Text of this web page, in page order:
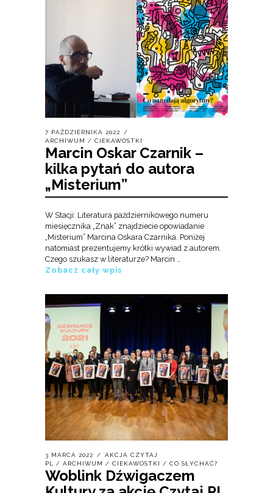
7 PAŹDZIERNIKA 2022
ARCHIWUM
/ CIEKAWOSTKI
Marcin Oskar Czarnik –
kilka pytań do autora
„Misterium”
W Stacji: Literatura październikowego numeru
miesięcznika „Znak” znajdziecie opowiadanie
„Misterium” Marcina Oskara Czarnika. Poniżej
natomiast prezentujemy krótki wywiad z autorem.
Czego szukasz w literaturze? Marcin …
Zobacz cały wpis
3 MARCA 2022
AKCJA CZYTAJ
PL
/ ARCHIWUM / CIEKAWOSTKI / CO SŁYCHAĆ?
Woblink Dźwigaczem